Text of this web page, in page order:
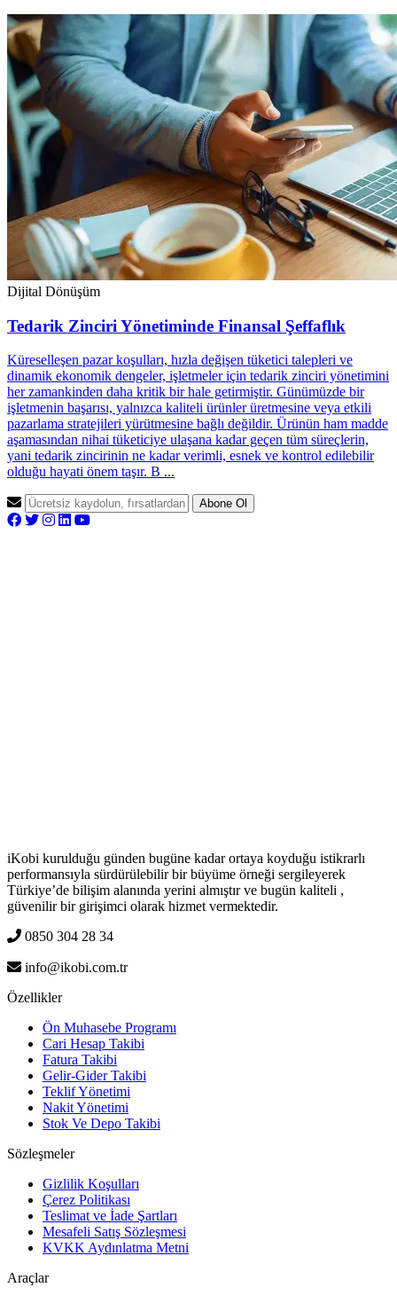
Dijital Dönüşüm
Tedarik Zinciri Yönetiminde Finansal Şeffaflık
Küreselleşen pazar koşulları, hızla değişen tüketici talepleri ve
dinamik ekonomik dengeler, işletmeler için tedarik zinciri yönetimini
her zamankinden daha kritik bir hale getirmiştir. Günümüzde bir
işletmenin başarısı, yalnızca kaliteli ürünler üretmesine veya etkili
pazarlama stratejileri yürütmesine bağlı değildir. Ürünün ham madde
aşamasından nihai tüketiciye ulaşana kadar geçen tüm süreçlerin,
yani tedarik zincirinin ne kadar verimli, esnek ve kontrol edilebilir
olduğu hayati önem taşır. B ...
Abone Ol
iKobi kurulduğu günden bugüne kadar ortaya koyduğu istikrarlı
performansıyla sürdürülebilir bir büyüme örneği sergileyerek
Türkiye’de bilişim alanında yerini almıştır ve bugün kaliteli ,
güvenilir bir girişimci olarak hizmet vermektedir.
0850 304 28 34
info@ikobi.com.tr
Özellikler
Ön Muhasebe Programı
Cari Hesap Takibi
Fatura Takibi
Gelir-Gider Takibi
Teklif Yönetimi
Nakit Yönetimi
Stok Ve Depo Takibi
Sözleşmeler
Gizlilik Koşulları
Çerez Politikası
Teslimat ve İade Şartları
Mesafeli Satış Sözleşmesi
KVKK Aydınlatma Metni
Araçlar